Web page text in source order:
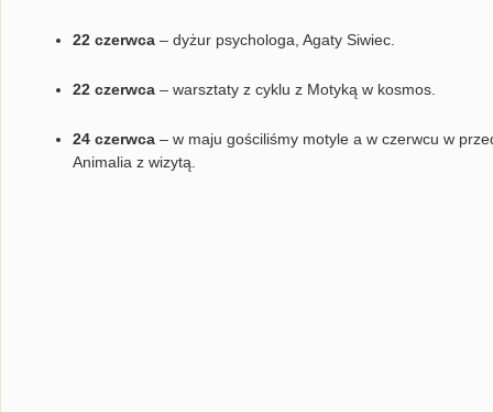
22 czerwca – dyżur psychologa, Agaty Siwiec.
22 czerwca – warsztaty z cyklu z Motyką w kosmos.
24 czerwca – w maju gościliśmy motyle a w czerwcu w
Animalia z wizytą.